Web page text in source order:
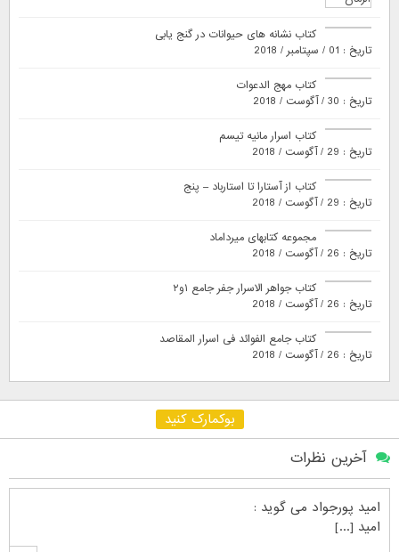
کتاب نشانه های حیوانات در گنج یابی
تاریخ : 01 / سپتامبر / 2018
کتاب مهج الدعوات
تاریخ : 30 / آگوست / 2018
کتاب اسرار مانیه تیسم
تاریخ : 29 / آگوست / 2018
کتاب از آستارا تا استارباد – پنج
تاریخ : 29 / آگوست / 2018
مجموعه کتابهای میرداماد
تاریخ : 26 / آگوست / 2018
کتاب جواهر الاسرار جفر جامع ۱و۲
تاریخ : 26 / آگوست / 2018
کتاب جامع الفوائد فی اسرار المقاصد
تاریخ : 26 / آگوست / 2018
بوکمارک کنید
آخرین نظرات
امید پورجواد می گوید :
امید [...]